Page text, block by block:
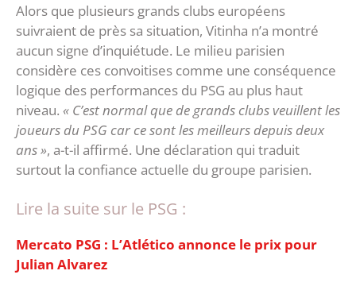
‎Alors que plusieurs grands clubs européens
suivraient de près sa situation, Vitinha n’a montré
aucun signe d’inquiétude. Le milieu parisien
considère ces convoitises comme une conséquence
logique des performances du PSG au plus haut
niveau. ‎« C’est normal que de grands clubs veuillent les
joueurs du PSG car ce sont les meilleurs depuis deux
ans », a-t-il affirmé. Une déclaration qui traduit
surtout la confiance actuelle du groupe parisien.
Lire la suite sur le PSG :
Mercato PSG : L’Atlético annonce le prix pour
Julian Alvarez